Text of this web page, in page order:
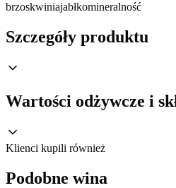
brzoskwiniajabłkomineralność
Szczegóły produktu
Wartości odżywcze i
Klienci kupili również
Podobne wina